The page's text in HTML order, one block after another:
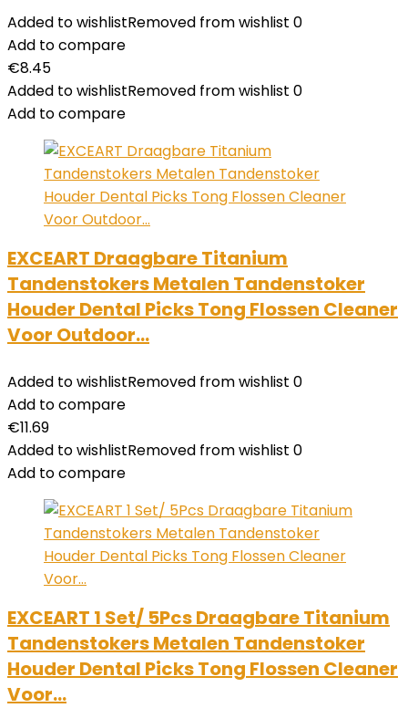
Added to wishlistRemoved from wishlist 0
Add to compare
€8.45
Added to wishlistRemoved from wishlist 0
Add to compare
EXCEART Draagbare Titanium
Tandenstokers Metalen Tandenstoker
Houder Dental Picks Tong Flossen Cleaner
Voor Outdoor…
Added to wishlistRemoved from wishlist 0
Add to compare
€11.69
Added to wishlistRemoved from wishlist 0
Add to compare
EXCEART 1 Set/ 5Pcs Draagbare Titanium
Tandenstokers Metalen Tandenstoker
Houder Dental Picks Tong Flossen Cleaner
Voor…